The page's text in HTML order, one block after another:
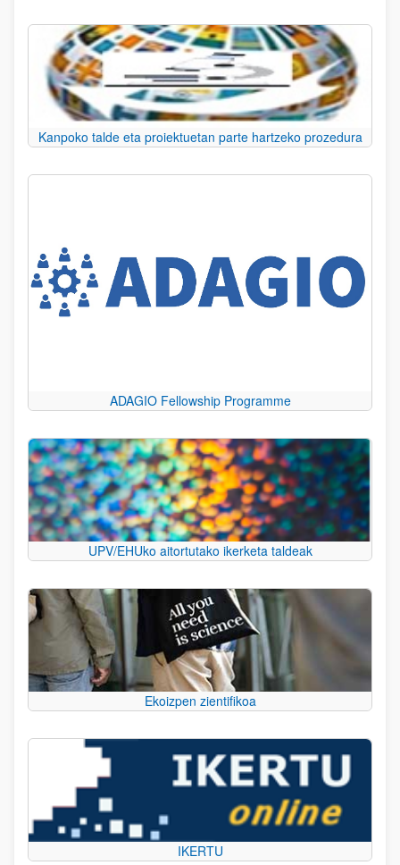
Kanpoko talde eta proiektuetan parte hartzeko prozedura
ADAGIO Fellowship Programme
UPV/EHUko aitortutako ikerketa taldeak
Ekoizpen zientifikoa
IKERTU